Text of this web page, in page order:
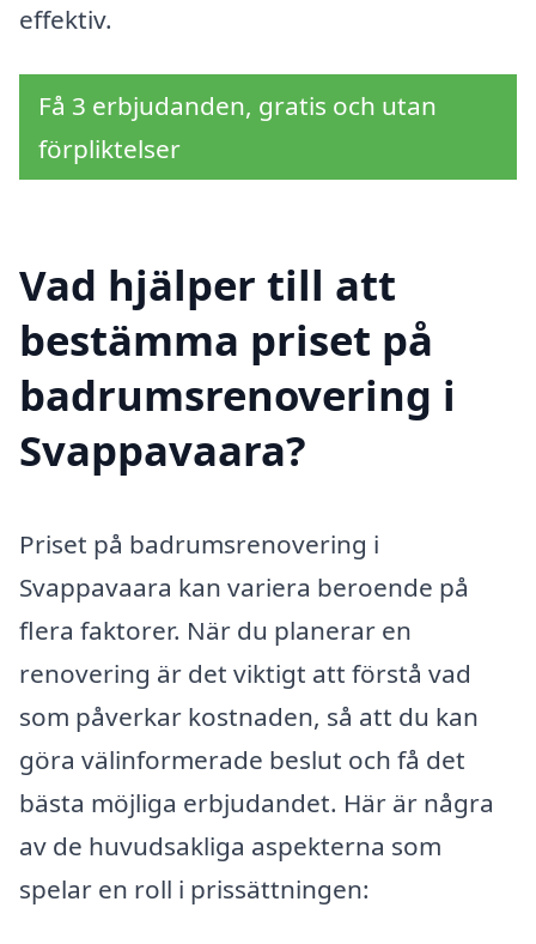
effektiv.
Få 3 erbjudanden, gratis och utan
förpliktelser
Vad hjälper till att
bestämma priset på
badrumsrenovering i
Svappavaara?
Priset på badrumsrenovering i
Svappavaara kan variera beroende på
flera faktorer. När du planerar en
renovering är det viktigt att förstå vad
som påverkar kostnaden, så att du kan
göra välinformerade beslut och få det
bästa möjliga erbjudandet. Här är några
av de huvudsakliga aspekterna som
spelar en roll i prissättningen: